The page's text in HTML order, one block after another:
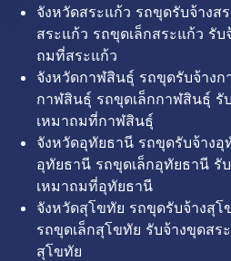
จังหวัดสระแก้ว รถขุดรับจ้างส
สระแก้ว รถขุดเล็กสระแก้ว รั
ถมที่สระแก้ว
จังหวัดกาฬสินธุ์ รถขุดรับจ้าง
กาฬสินธุ์ รถขุดเล็กกาฬสินธุ์ รั
เหมาถมที่กาฬสินธุ์
จังหวัดอุทัยธานี รถขุดรับจ้างอุ
อุทัยธานี รถขุดเล็กอุทัยธานี รั
เหมาถมที่อุทัยธานี
จังหวัดสุโขทัย รถขุดรับจ้างสุ
รถขุดเล็กสุโขทัย รับจ้างขุดสร
สุโขทัย